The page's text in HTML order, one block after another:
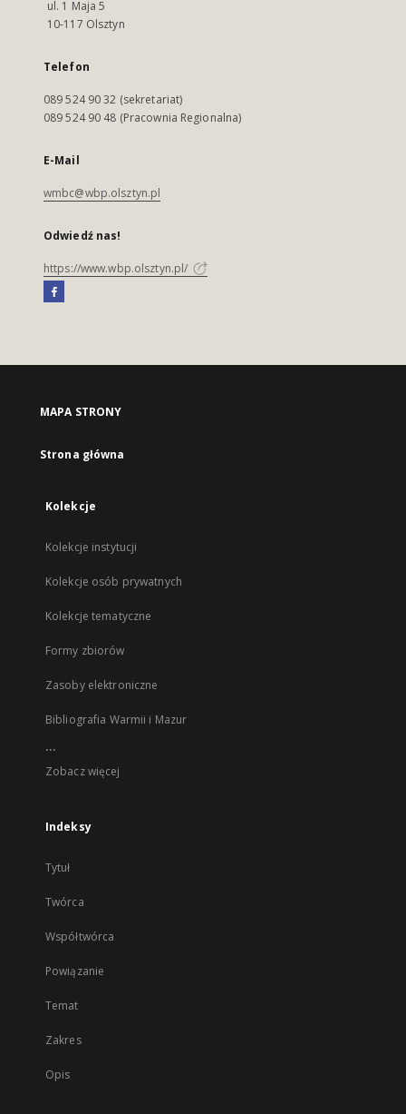
ul. 1 Maja 5
10-117 Olsztyn
Telefon
089 524 90 32 (sekretariat)
089 524 90 48 (Pracownia Regionalna)
E-Mail
wmbc@wbp.olsztyn.pl
Odwiedź nas!
https://www.wbp.olsztyn.pl/
MAPA STRONY
Strona główna
Kolekcje
Kolekcje instytucji
Kolekcje osób prywatnych
Kolekcje tematyczne
Formy zbiorów
Zasoby elektroniczne
Bibliografia Warmii i Mazur
...
Zobacz więcej
Indeksy
Tytuł
Twórca
Współtwórca
Powiązanie
Temat
Zakres
Opis